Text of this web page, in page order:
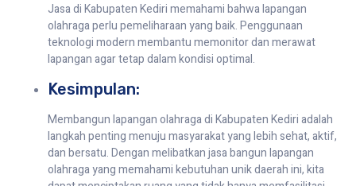
Jasa di Kabupaten Kediri memahami bahwa lapangan
olahraga perlu pemeliharaan yang baik. Penggunaan
teknologi modern membantu memonitor dan merawat
lapangan agar tetap dalam kondisi optimal.
Kesimpulan:
Membangun lapangan olahraga di Kabupaten Kediri adalah
langkah penting menuju masyarakat yang lebih sehat, aktif,
dan bersatu. Dengan melibatkan jasa bangun lapangan
olahraga yang memahami kebutuhan unik daerah ini, kita